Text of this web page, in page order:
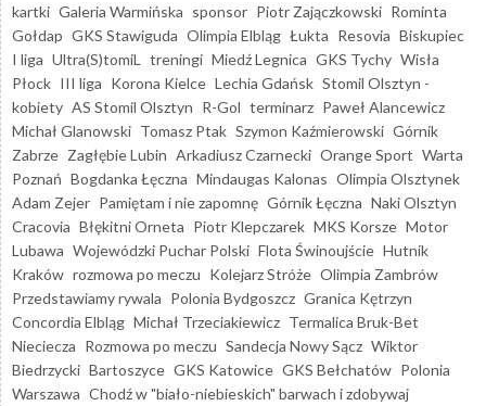
kartki Galeria Warmińska sponsor Piotr Zajączkowski Rominta
Gołdap GKS Stawiguda Olimpia Elbląg Łukta Resovia Biskupiec
I liga Ultra(S)tomiL treningi Miedź Legnica GKS Tychy Wisła
Płock III liga Korona Kielce Lechia Gdańsk Stomil Olsztyn -
kobiety AS Stomil Olsztyn R-Gol terminarz Paweł Alancewicz
Michał Glanowski Tomasz Ptak Szymon Kaźmierowski Górnik
Zabrze Zagłębie Lubin Arkadiusz Czarnecki Orange Sport Warta
Poznań Bogdanka Łęczna Mindaugas Kalonas Olimpia Olsztynek
Adam Zejer Pamiętam i nie zapomnę Górnik Łęczna Naki Olsztyn
Cracovia Błękitni Orneta Piotr Klepczarek MKS Korsze Motor
Lubawa Wojewódzki Puchar Polski Flota Świnoujście Hutnik
Kraków rozmowa po meczu Kolejarz Stróże Olimpia Zambrów
Przedstawiamy rywala Polonia Bydgoszcz Granica Kętrzyn
Concordia Elbląg Michał Trzeciakiewicz Termalica Bruk-Bet
Nieciecza Rozmowa po meczu Sandecja Nowy Sącz Wiktor
Biedrzycki Bartoszyce GKS Katowice GKS Bełchatów Polonia
Warszawa Chodź w "biało-niebieskich" barwach i zdobywaj